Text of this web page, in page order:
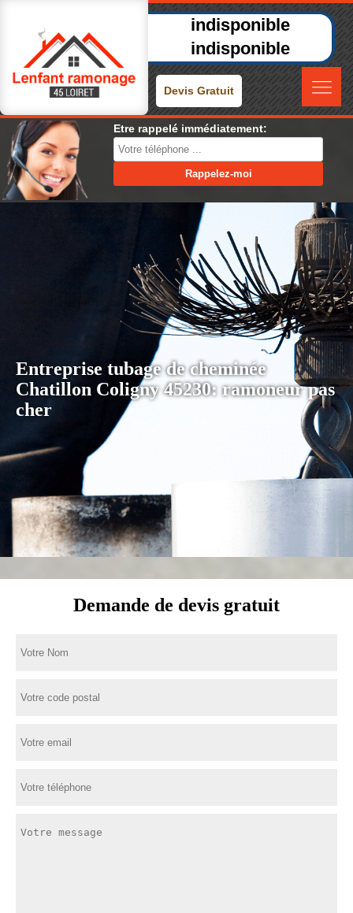
indisponible
indisponible
Devis Gratuit
Etre rappelé immédiatement:
Entreprise tubage de cheminée
Chatillon Coligny 45230: ramoneur pas
cher
Demande de devis gratuit